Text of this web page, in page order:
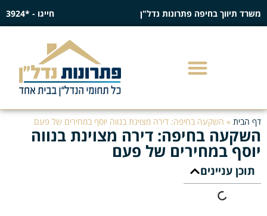
משרד תיווך בחיפה פתרונות נדל"ן חייגו - *3924
דף הבית » השקעה בחיפה: דירה מצוינת בנווה יוסף במחירים של פעם
השקעה בחיפה: דירה מצוינת בנווה
יוסף במחירים של פעם
תוכן עניינים